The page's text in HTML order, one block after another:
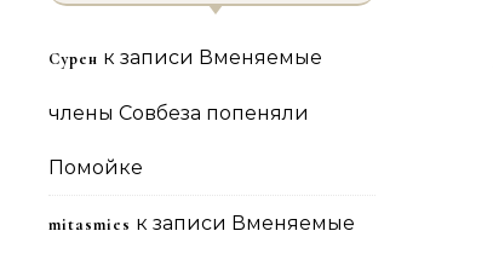
Сурен к записи Вменяемые
члены Совбеза попеняли
Помойке
mitasmies к записи Вменяемые